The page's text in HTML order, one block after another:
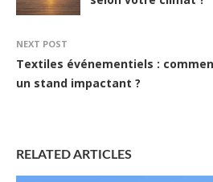
NEXT POST
Textiles événementiels :
un stand impactant ?
RELATED ARTICLES